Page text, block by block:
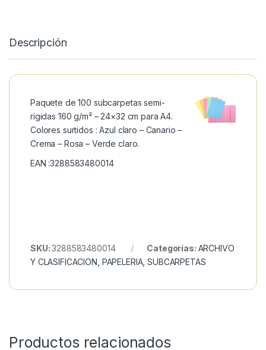
Descripción
Paquete de 100 subcarpetas semi-
rígidas 160 g/m² – 24×32 cm para A4.
Colores surtidos : Azul claro – Canario –
Crema – Rosa – Verde claro.
EAN :3288583480014
SKU:3288583480014 Categorías: ARCHIVO
Y CLASIFICACION PAPELERIA,SUBCARPETAS
Productos relacionados